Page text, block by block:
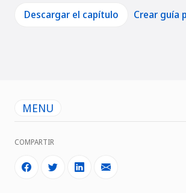
Descargar el capítulo Crear guía
MENU
COMPARTIR